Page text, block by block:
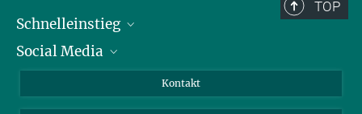
TOP
Schnelleinstieg
Alumni
Social Media
Kontakt